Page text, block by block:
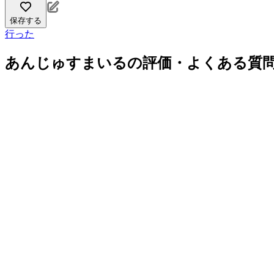
保存する
行った
あんじゅすまいるの評価・よくある質